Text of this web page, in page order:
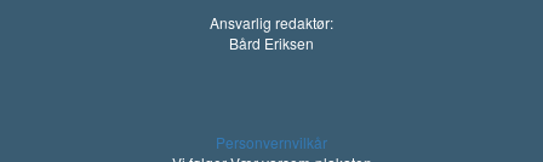
Ansvarlig redaktør:
Bård Eriksen
Personvernvilkår